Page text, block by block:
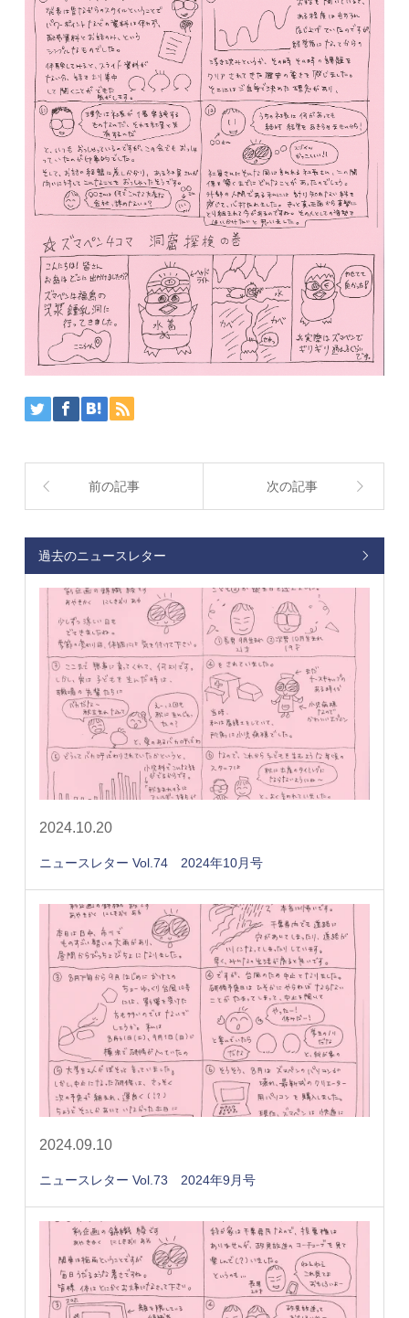
前の記事 次の記事
過去のニュースレター
2024.10.20
ニュースレター Vol.74 2024年10月号
2024.09.10
ニュースレター Vol.73 2024年9月号